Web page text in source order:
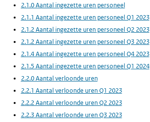
2.1.0 Aantal ingezette uren personeel
2.1.1 Aantal ingezette uren personeel Q1 2023
2.1.2 Aantal ingezette uren personeel Q2 2023
2.1.2 Aantal ingezette uren personeel Q3 2023
2.1.4 Aantal ingezette uren personeel Q4 2023
2.1.5 Aantal ingezette uren personeel Q1 2024
2.2.0 Aantal verloonde uren
2.2.1 Aantal verloonde uren Q1 2023
2.2.2 Aantal verloonde uren Q2 2023
2.2.3 Aantal verloonde uren Q3 2023